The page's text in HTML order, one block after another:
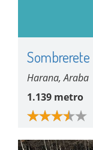
Sombrerete
Harana, Araba
1.139 metro